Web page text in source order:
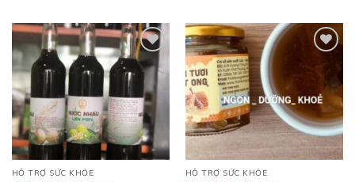
Add to
wishlist
HỖ TRỢ SỨC KHỎE
wishlist
HỖ TRỢ SỨC KHỎE